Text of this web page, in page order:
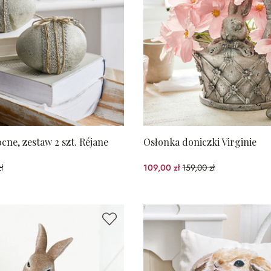
zestaw 2 szt. Réjane Osłonka doniczki Virginie
109,00 zł159,00 zł
(31.45%spared)